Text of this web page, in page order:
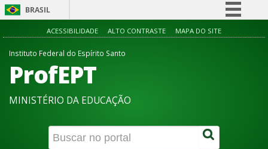
BRASIL
Simplifique!
Canais
ACESSIBILIDADE ALTO CONTRASTE MAPA DO SITE
Instituto Federal do Espírito Santo
ProfEPT
MINISTÉRIO DA EDUCAÇÃO